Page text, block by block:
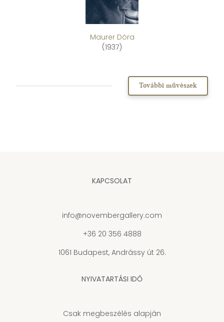
Maurer Dóra
(1937)
További művészek
KAPCSOLAT
info@novembergallery.com
+36 20 356 4888
1061 Budapest, Andrássy út 26.
NYIVATARTÁSI IDŐ
Csak megbeszélés alapján